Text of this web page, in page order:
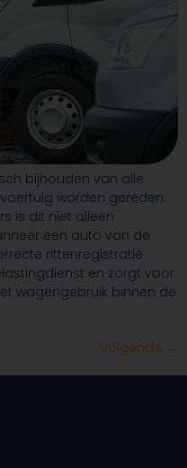
bijhouden van alle
worden gereden.
is dit niet alleen
een auto van de
rittenregistratie
en zorgt voor
wagengebruik binnen de
Volgende →